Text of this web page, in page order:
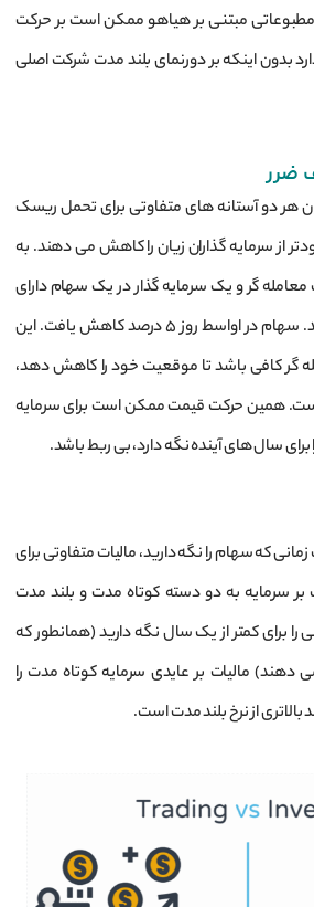
مطبوعاتی مبتنی بر هیاهو ممکن است بر حرکت
بدون اینکه بر دورنمای بلند مدت شرکت اصلی
ضرر
هر دو آستانه های متفاوتی برای تحمل ریسک
از سرمایه گذاران زیان را کاهش می دهند. به
گر و یک سرمایه گذار در یک سهام دارای
موقعیت های خرید هستند. سهام در اواسط روز 5 درصد کاهش یافت. این
گر کافی باشد تا موقعیت خود را کاهش دهد،
همین حرکت قیمت ممکن است برای سرمایه‌
سال ‌های آینده نگه دارد، بی‌ ربط باشد.
زمانی که سهام را نگه دارید، مالیات متفاوتی برای
بر سرمایه به دو دسته کوتاه مدت و بلند مدت
برای کمتر از یک سال نگه دارید (همانطور که
دهند) مالیات بر عایدی سرمایه کوتاه مدت را
از نرخ بلند مدت است.